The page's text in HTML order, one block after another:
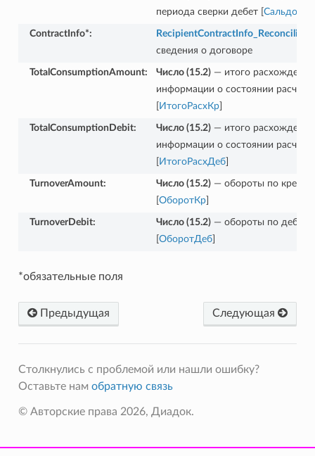
периода сверки дебет [
ContractInfo*:
сведения о договоре
TotalConsumptionAmount: Число (15.2)— итого расхождение
информации о состоянии
ИтогоРасхКр]
TotalConsumptionDebit: Число (15.2)— итого расхождение
информации о состоянии
ИтогоРасхДеб]
TurnoverAmount: Число (15.2)— обороты по
ОборотКр]
TurnoverDebit: Число (15.2)— обороты по дебету
ОборотДеб]
*обязательные поля
Предыдущая Следующая
Столкнулись с проблемой или нашли ошибку?
Оставьте нам обратную связь
© Авторские права 2026, Диадок.